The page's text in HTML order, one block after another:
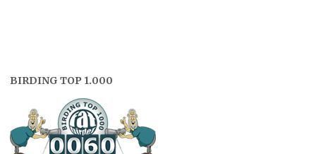
BIRDING TOP 1.000